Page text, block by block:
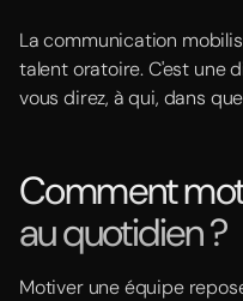
La communication
talent oratoire. C'est une
vous direz, à qui, dans
Comment
au quotidien ?
Motiver une équipe